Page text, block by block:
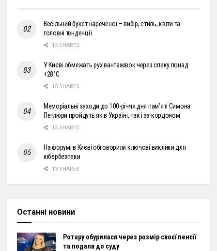
Весільний букет нареченої – вибір, стиль, квіти та
головні тенденції
12 SHARES
У Києві обмежать рух вантажівок через спеку понад
+28°С
15 SHARES
Меморіальні заходи до 100-річчя дня пам’яті Симона
Петлюри пройдуть як в Україні, так і за кордоном
15 SHARES
На форумі в Києві обговорили ключові виклики для
кібербезпеки
13 SHARES
Останні новини
Ротару обурилася через розмір своєї пенсії
та подала до суду